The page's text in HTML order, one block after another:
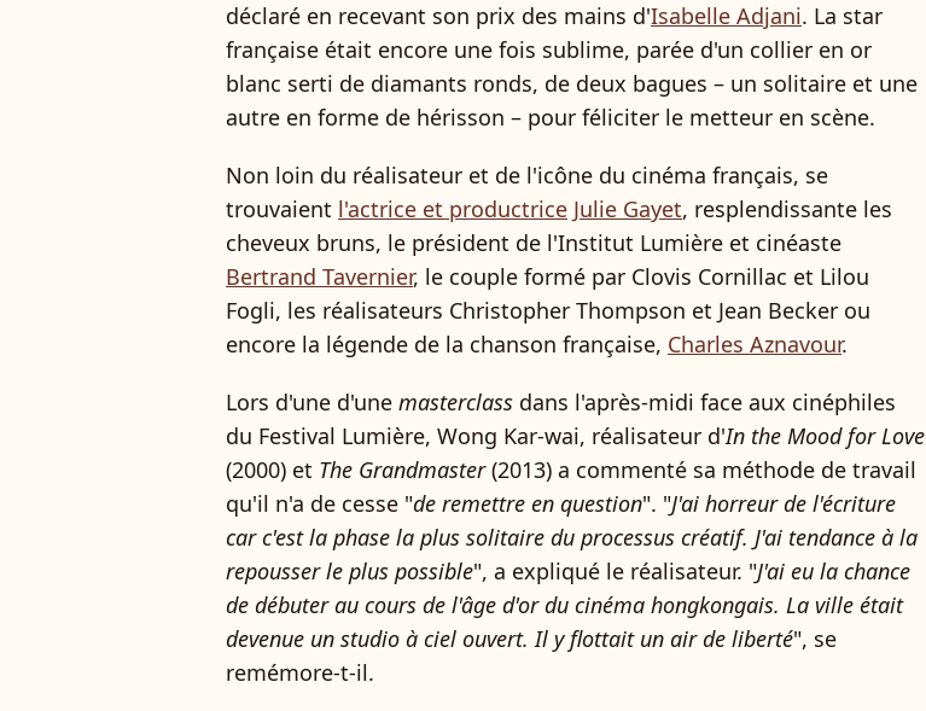
déclaré en recevant son prix des mains d'Isabelle Adjani. La star
française était encore une fois sublime, parée d'un collier en or
blanc serti de diamants ronds, de deux bagues – un solitaire et une
autre en forme de hérisson – pour féliciter le metteur en scène.
Non loin du réalisateur et de l'icône du cinéma français, se
trouvaient l'actrice et productrice Julie Gayet, resplendissante les
cheveux bruns, le président de l'Institut Lumière et cinéaste
Bertrand Tavernier, le couple formé par Clovis Cornillac et Lilou
Fogli, les réalisateurs Christopher Thompson et Jean Becker ou
encore la légende de la chanson française, Charles Aznavour.
Lors d'une d'une masterclass dans l'après-midi face aux cinéphiles
du Festival Lumière, Wong Kar-wai, réalisateur d'In the Mood for Love
(2000) et The Grandmaster(2013) a commenté sa méthode de travail
qu'il n'a de cesse "de remettre en question". "J'ai horreur de l'écriture
car c'est la phase la plus solitaire du processus créatif. J'ai tendance à la
repousser le plus possible", a expliqué le réalisateur. "J'ai eu la chance
de débuter au cours de l'âge d'or du cinéma hongkongais. La ville était
devenue un studio à ciel ouvert. Il y flottait un air de liberté", se
remémore-t-il.